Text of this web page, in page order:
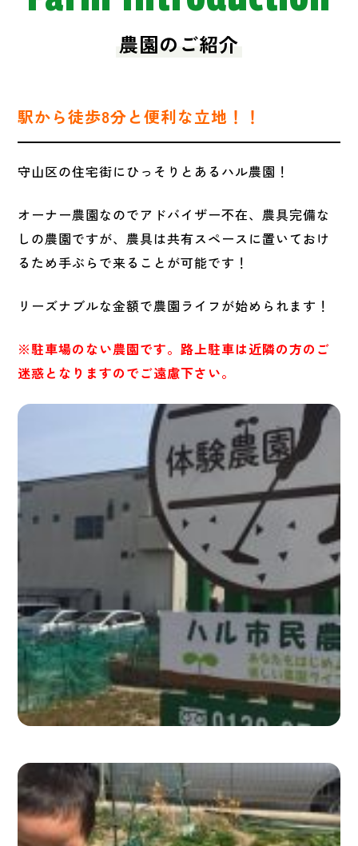
農園のご紹介
駅から徒歩8分と便利な立地！！
守山区の住宅街にひっそりとあるハル農園！
オーナー農園なのでアドバイザー不在、農具完備な
しの農園ですが、農具は共有スペースに置いておけ
るため手ぶらで来ることが可能です！
リーズナブルな金額で農園ライフが始められます！
※駐車場のない農園です。路上駐車は近隣の方のご
迷惑となりますのでご遠慮下さい。